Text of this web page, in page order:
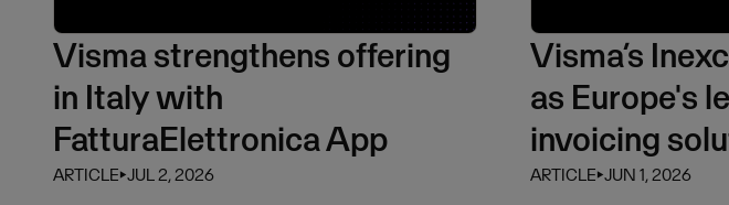
Visma strengthens offering
in Italy with
FatturaElettronica App
ARTICLE⏵JUL 2, 2026
Visma’s
as Europe's
invoicing
ARTICLE⏵JUN 1, 2026